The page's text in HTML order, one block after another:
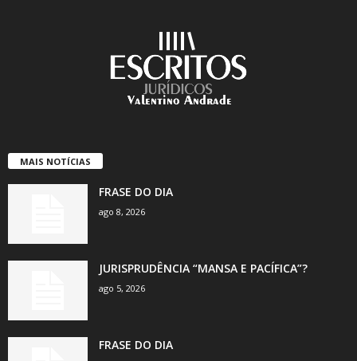
MAIS NOTÍCIAS
FRASE DO DIA
ago 8, 2026
JURISPRUDÊNCIA “MANSA E PACÍFICA”?
ago 5, 2026
FRASE DO DIA